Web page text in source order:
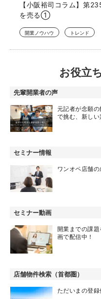
【小阪裕司コラム】第
を売る①
開業ノウハウ トレンド
お役立
先輩開業者の声
元記者が念願
で挑む、新し
セミナー情報
ワンオペ店舗
セミナー動画
開業までの課
画で配信中！
店舗物件検索（首都圏）
ただいまの登録